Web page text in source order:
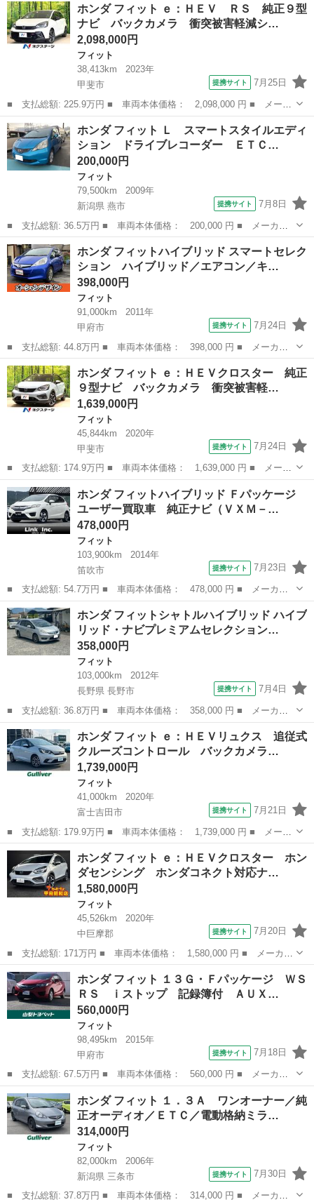
Ｆ ＬＥＤライト Ｗエアバッグ イモビ ナビ＆ＴＶ Ｂカメラ
横滑り防止 ワ...
ホンダ フィット ｅ：ＨＥＶ ＲＳ 純正９型
ナビ バックカメラ 衝突被害軽減シ…
2,098,000円
フィット
38,413km
2023年
甲斐市
提携サイト 7月25日
■ 支払総額: 225.9万円 ■ 車両本体価格： 2,098,000 円 ■ メーカ
ー名： ホンダ ■ 車種名： フィット ■ グレード名： ｅ：ＨＥ
Ｖ ＲＳ 純正９型ナビ バックカメラ 衝突被害軽減システム 禁
煙車 ハ...
山梨 甲斐市 フィット
ホンダ フィット Ｌ スマートスタイルエディ
ション ドライブレコーダー ＥＴＣ…
200,000円
フィット
79,500km
2009年
新潟県 燕市
提携サイト 7月8日
■ 支払総額: 36.5万円 ■ 車両本体価格： 200,000 円 ■ メーカー
名： ホンダ ■ 車種名： フィット ■ グレード名： Ｌ スマー
トスタイルエディション ドライブレコーダー ＥＴＣ バックカメ
ラ ナビ Ｔ...
新潟 燕市 フィット
ホンダ フィットハイブリッド スマートセレク
ション ハイブリッド／エアコン／キ…
398,000円
フィット
91,000km
2011年
甲府市
提携サイト 7月24日
■ 支払総額: 44.8万円 ■ 車両本体価格： 398,000 円 ■ メーカー
名： ホンダ ■ 車種名： フィットハイブリッド ■ グレード
名： スマートセレクション ハイブリッド／エアコン／キーレスエ
ントリー／パワー...
山梨 甲府市 フィット
ホンダ フィット ｅ：ＨＥＶクロスター 純正
９型ナビ バックカメラ 衝突被害軽…
1,639,000円
フィット
45,844km
2020年
甲斐市
提携サイト 7月24日
■ 支払総額: 174.9万円 ■ 車両本体価格： 1,639,000 円 ■ メーカ
ー名： ホンダ ■ 車種名： フィット ■ グレード名： ｅ：ＨＥ
Ｖクロスター 純正９型ナビ バックカメラ 衝突被害軽減システ
ム 禁煙車...
山梨 甲斐市 フィット
ホンダ フィットハイブリッド Ｆパッケージ
ユーザー買取車 純正ナビ（ＶＸＭ－…
478,000円
フィット
103,900km
2014年
笛吹市
提携サイト 7月23日
■ 支払総額: 54.7万円 ■ 車両本体価格： 478,000 円 ■ メーカー
名： ホンダ ■ 車種名： フィットハイブリッド ■ グレード
名： Ｆパッケージ ユーザー買取車 純正ナビ（ＶＸＭ－１４５
Ｃ） Ｂｌｕｅｔｏ...
山梨 笛吹市 フィット
ホンダ フィットシャトルハイブリッド ハイブ
リッド・ナビプレミアムセレクション…
358,000円
フィット
103,000km
2012年
長野県 長野市
提携サイト 7月4日
■ 支払総額: 36.8万円 ■ 車両本体価格： 358,000 円 ■ メーカー
名： ホンダ ■ 車種名： フィットシャトルハイブリッド ■ グレ
ード名： ハイブリッド・ナビプレミアムセレクション ナビ バッ
クカメラ Ｃ...
長野 長野市 フィット
ホンダ フィット ｅ：ＨＥＶリュクス 追従式
クルーズコントロール バックカメラ…
1,739,000円
フィット
41,000km
2020年
富士吉田市
提携サイト 7月21日
■ 支払総額: 179.9万円 ■ 車両本体価格： 1,739,000 円 ■ メーカ
ー名： ホンダ ■ 車種名： フィット ■ グレード名： ｅ：ＨＥ
Ｖリュクス 追従式クルーズコントロール バックカメラ シートヒ
ーター ...
山梨 富士吉田市 フィット
ホンダ フィット ｅ：ＨＥＶクロスター ホン
ダセンシング ホンダコネクト対応ナ…
1,580,000円
フィット
45,526km
2020年
中巨摩郡
提携サイト 7月20日
■ 支払総額: 171万円 ■ 車両本体価格： 1,580,000 円 ■ メーカー
名： ホンダ ■ 車種名： フィット ■ グレード名： ｅ：ＨＥＶ
クロスター ホンダセンシング ホンダコネクト対応ナビ Ｂｌｕｅ
ｔｏｏｔｈ...
山梨 中巨摩郡 フィット
ホンダ フィット １３Ｇ・Ｆパッケージ ＷＳ
ＲＳ ｉストップ 記録簿付 ＡＵＸ…
560,000円
フィット
98,495km
2015年
甲府市
提携サイト 7月18日
■ 支払総額: 67.5万円 ■ 車両本体価格： 560,000 円 ■ メーカー
名： ホンダ ■ 車種名： フィット ■ グレード名： １３Ｇ・Ｆ
パッケージ ＷＳＲＳ ｉストップ 記録簿付 ＡＵＸ接続 セキュ
リティー Ｅ...
山梨 甲府市 フィット
ホンダ フィット １．３Ａ ワンオーナー／純
正オーディオ／ＥＴＣ／電動格納ミラ…
314,000円
フィット
82,000km
2006年
新潟県 三条市
提携サイト 7月30日
■ 支払総額: 37.8万円 ■ 車両本体価格： 314,000 円 ■ メーカー